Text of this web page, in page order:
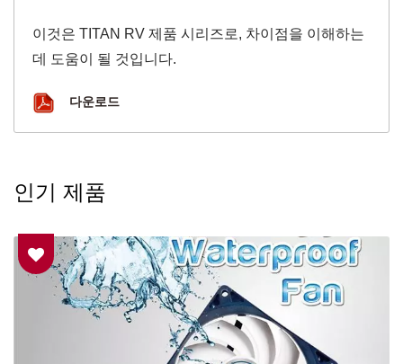
이것은 TITAN RV 제품 시리즈로, 차이점을 이해하는
데 도움이 될 것입니다.
다운로드
인기 제품